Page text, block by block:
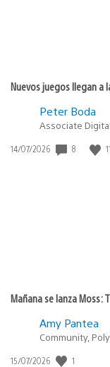
Nuevos juegos llegan a
Peter Boda
Associate
Fecha
14/07/2026 8 11
Mañana se lanza Moss:
Amy Pantea
Community,
Fecha
15/07/2026 1